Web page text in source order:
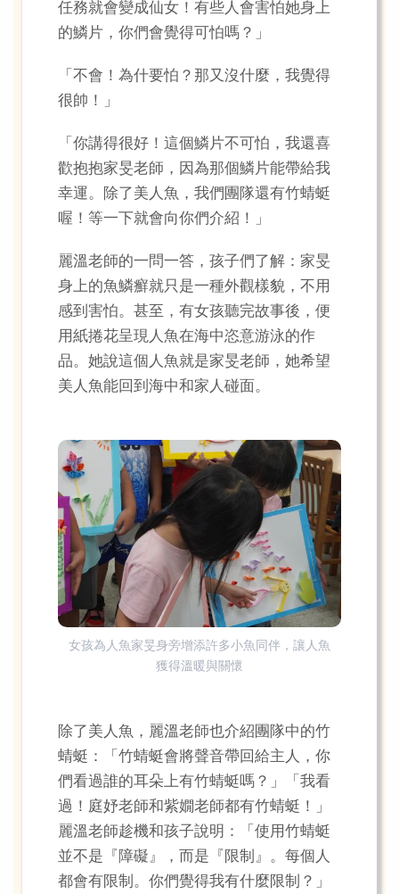
任務就會變成仙女！有些人會害怕她身上
的鱗片，你們會覺得可怕嗎？」
「不會！為什要怕？那又沒什麼，我覺得
很帥！」
「你講得很好！這個鱗片不可怕，我還喜
歡抱抱家旻老師，因為那個鱗片能帶給我
幸運。除了美人魚，我們團隊還有竹蜻蜓
喔！等一下就會向你們介紹！」
麗溫老師的一問一答，孩子們了解：家旻
身上的魚鱗癬就只是一種外觀樣貌，不用
感到害怕。甚至，有女孩聽完故事後，便
用紙捲花呈現人魚在海中恣意游泳的作
品。她說這個人魚就是家旻老師，她希望
美人魚能回到海中和家人碰面。
女孩為人魚家旻身旁增添許多小魚同伴，讓人魚
獲得溫暖與關懷
除了美人魚，麗溫老師也介紹團隊中的竹
蜻蜓：「竹蜻蜓會將聲音帶回給主人，你
們看過誰的耳朵上有竹蜻蜓嗎？」「我看
過！庭妤老師和紫嫺老師都有竹蜻蜓！」
麗溫老師趁機和孩子說明：「使用竹蜻蜓
並不是『障礙』，而是『限制』。每個人
都會有限制。你們覺得我有什麼限制？」